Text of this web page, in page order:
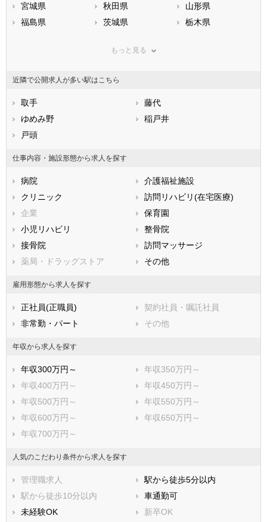
宮城県
秋田県
山形県
福島県
茨城県
栃木県
神奈川県
石川県
福井県
静岡県
滋賀県
兵庫県
香川県
高知県
福岡県
長崎県
熊本県
鹿児島県
もっと見る
近隣で公開求人が多い駅はこちら
取手
藤代
ゆめみ野
稲戸井
戸頭
仕事内容・施設形態から求人を探す
病院
介護福祉施設
クリニック
訪問リハビリ(在宅医療)
企業
保育園
小児リハビリ
整骨院
接骨院
訪問マッサージ
薬局・ドラッグストア
その他
雇用形態から求人を探す
正社員(正職員)
契約社員・嘱託社員
非常勤・パート
その他
年収から求人を探す
年収300万円～
年収350万円～
年収400万円～
年収450万円～
年収500万円～
年収550万円～
年収600万円～
年収650万円～
年収700万円～
人気のこだわり条件から求人を探す
管理職求人
駅から徒歩5分以内
駅から徒歩10分以内
車通勤可
未経験OK
新卒OK